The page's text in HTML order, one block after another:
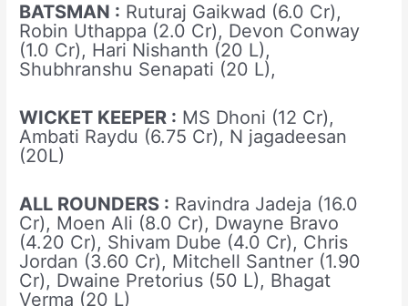
BATSMAN : Ruturaj Gaikwad (6.0 Cr),
Robin Uthappa (2.0 Cr), Devon Conway
(1.0 Cr), Hari Nishanth (20 L),
Shubhranshu Senapati (20 L),
WICKET KEEPER : MS Dhoni (12 Cr),
Ambati Raydu (6.75 Cr), N jagadeesan
(20L)
ALL ROUNDERS : Ravindra Jadeja (16.0
Cr), Moen Ali (8.0 Cr), Dwayne Bravo
(4.20 Cr), Shivam Dube (4.0 Cr), Chris
Jordan (3.60 Cr), Mitchell Santner (1.90
Cr), Dwaine Pretorius (50 L), Bhagat
Verma (20 L)